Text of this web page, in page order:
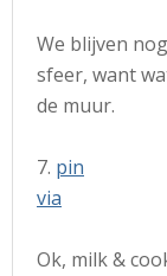
We blijven
sfeer, want
de muur.
7. pin
via
Ok, milk &